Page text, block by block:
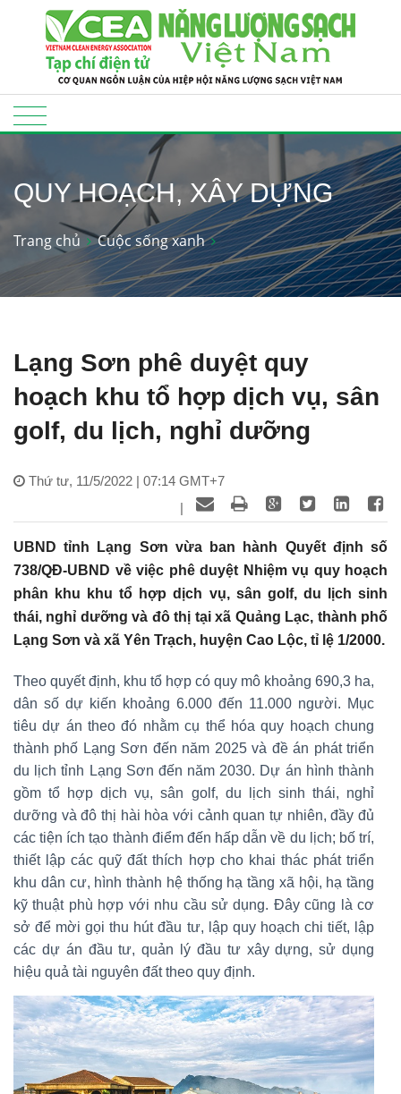
QUY HOẠCH, XÂY DỰNG
Trang chủ Cuộc sống xanh
Lạng Sơn phê duyệt quy
hoạch khu tổ hợp dịch vụ, sân
golf, du lịch, nghỉ dưỡng
Thứ tư, 11/5/2022 | 07:14 GMT+7
|
UBND tỉnh Lạng Sơn vừa ban hành Quyết định số
738/QĐ-UBND về việc phê duyệt Nhiệm vụ quy hoạch
phân khu khu tổ hợp dịch vụ, sân golf, du lịch sinh
thái, nghỉ dưỡng và đô thị tại xã Quảng Lạc, thành phố
Lạng Sơn và xã Yên Trạch, huyện Cao Lộc, tỉ lệ 1/2000.
Theo quyết định, khu tổ hợp có quy mô khoảng 690,3 ha,
dân số dự kiến khoảng 6.000 đến 11.000 người. Mục
tiêu dự án theo đó nhằm cụ thể hóa quy hoạch chung
thành phố Lạng Sơn đến năm 2025 và đề án phát triển
du lịch tỉnh Lạng Sơn đến năm 2030. Dự án hình thành
gồm tổ hợp dịch vụ, sân golf, du lịch sinh thái, nghỉ
dưỡng và đô thị hài hòa với cảnh quan tự nhiên, đầy đủ
các tiện ích tạo thành điểm đến hấp dẫn về du lịch; bố trí,
thiết lập các quỹ đất thích hợp cho khai thác phát triển
khu dân cư, hình thành hệ thống hạ tầng xã hội, hạ tầng
kỹ thuật phù hợp với nhu cầu sử dụng. Đây cũng là cơ
sở để mời gọi thu hút đầu tư, lập quy hoạch chi tiết, lập
các dự án đầu tư, quản lý đầu tư xây dựng, sử dụng
hiệu quả tài nguyên đất theo quy định.